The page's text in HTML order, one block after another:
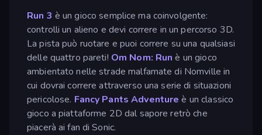
Run 3 è un gioco semplice ma coinvolgente:
controlli un alieno e devi correre in un percorso 3D.
La pista può ruotare e puoi correre su una qualsiasi
delle quattro pareti! Om Nom: Run è un gioco
ambientato nelle strade malfamate di Nomville in
cui dovrai correre attraverso una serie di situazioni
pericolose. Fancy Pants Adventure è un classico
gioco a piattaforme 2D dal sapore retrò che
piacerà ai fan di Sonic.